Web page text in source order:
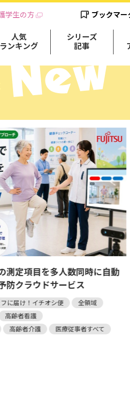
学生の方 ブックマー
人気
ランキング
シリーズ
記事
08.06
聴覚士が贈る STARTブレイン
｜線を動かして英単語にして
レインパズル